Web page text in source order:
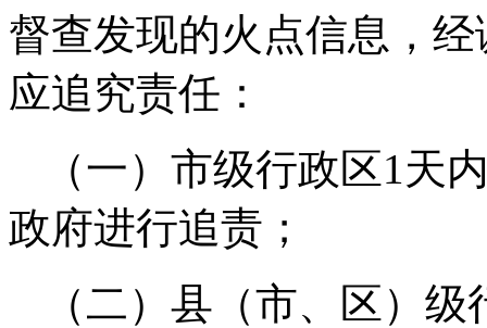
督查发现的火点信息，
应追究责任：
（一）市级行政区1天
政府进行追责；
（二）县（市、区）